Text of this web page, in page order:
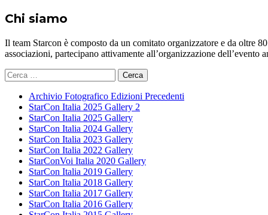
Chi siamo
Il team Starcon è composto da un comitato organizzatore e da oltre
associazioni, partecipano attivamente all’organizzazione
Ricerca
per:
Archivio Fotografico Edizioni Precedenti
StarCon Italia 2025 Gallery 2
StarCon Italia 2025 Gallery
StarCon Italia 2024 Gallery
StarCon Italia 2023 Gallery
StarCon Italia 2022 Gallery
StarConVoi Italia 2020 Gallery
StarCon Italia 2019 Gallery
StarCon Italia 2018 Gallery
StarCon Italia 2017 Gallery
StarCon Italia 2016 Gallery